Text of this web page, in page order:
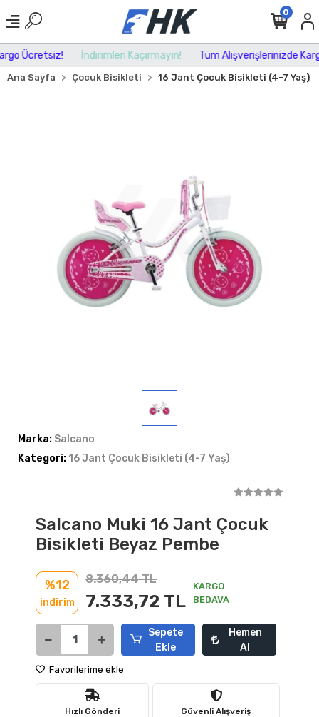
Ücretsiz! İndirimleri Kaçırmayın! Tüm Alışverişlerinizde
0
Ana Sayfa Çocuk Bisikleti 16 Jant Çocuk Bisikleti (4-7 Yaş)
Marka: Salcano
Kategori: 16 Jant Çocuk Bisikleti (4-7 Yaş)
Salcano Muki 16 Jant Çocuk
Bisikleti Beyaz Pembe
%12
indirim
8.360,44 TL
7.333,72 TL
KARGO
BEDAVA
Sepete
Ekle
Hemen
Al
Favorilerime ekle
Hızlı Gönderi Güvenli Alışveriş